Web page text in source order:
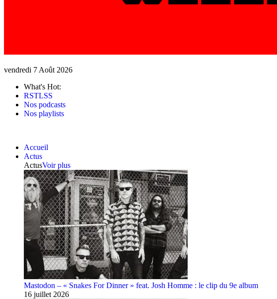
vendredi 7 Août 2026
What's Hot:
RSTLSS
Nos podcasts
Nos playlists
Accueil
Actus
ActusVoir plus
Mastodon – « Snakes For Dinner » feat. Josh Homme : le clip du 9e album
16 juillet 2026